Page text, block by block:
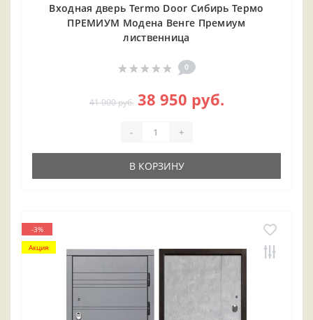
Входная дверь Termo Door Сибирь Термо
ПРЕМИУМ Модена Венге Премиум
лиственница
0
41 000 руб. 38 950 руб.
- +
В КОРЗИНУ
-3%
Акция